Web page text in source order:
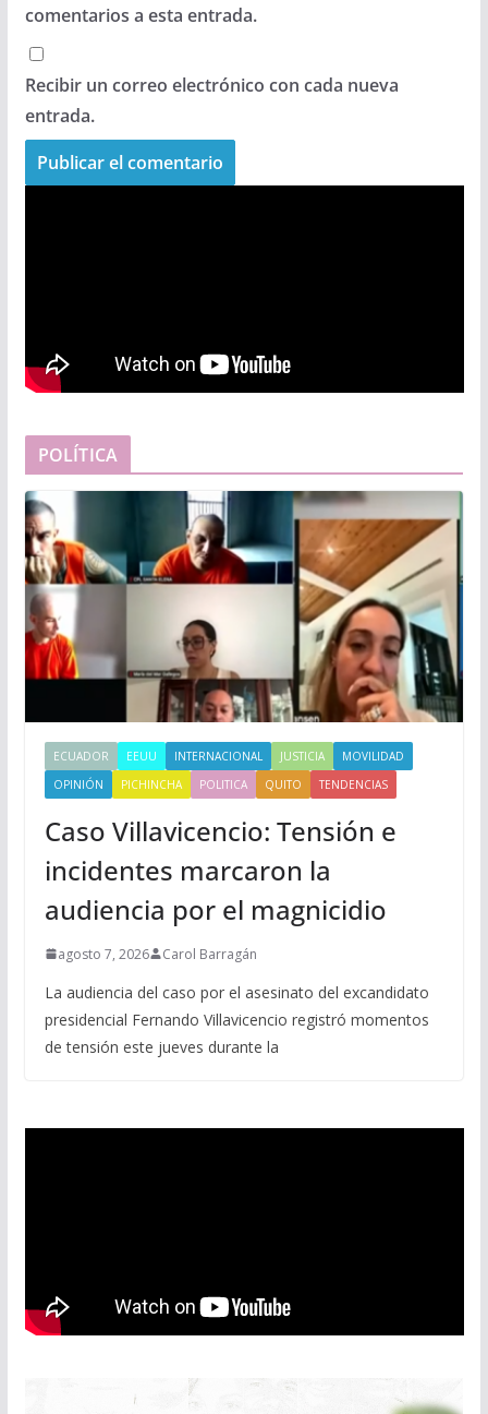
comentarios a esta entrada.
Recibir un correo electrónico con cada nueva
entrada.
POLÍTICA
ECUADOR EEUU INTERNACIONAL JUSTICIA
MOVILIDAD
OPINIÓN
PICHINCHA POLITICA QUITO TENDENCIAS
Caso Villavicencio: Tensión e
incidentes marcaron la
audiencia por el magnicidio
agosto 7, 2026 Carol Barragán
La audiencia del caso por el asesinato del excandidato
presidencial Fernando Villavicencio registró momentos
de tensión este jueves durante la